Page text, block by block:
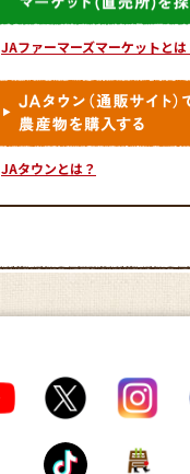
JAファーマーズマーケットとは
JAタウンとは？